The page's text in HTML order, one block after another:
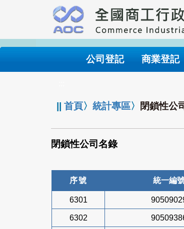
要
內
公司登記 商業登記
||首頁〉統計專區〉 閉鎖性公
閉鎖性公司名錄
序號 統一編
6301
6302